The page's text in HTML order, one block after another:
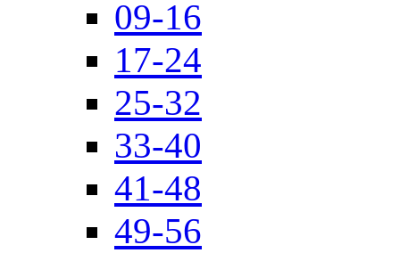
09-16
17-24
25-32
33-40
41-48
49-56